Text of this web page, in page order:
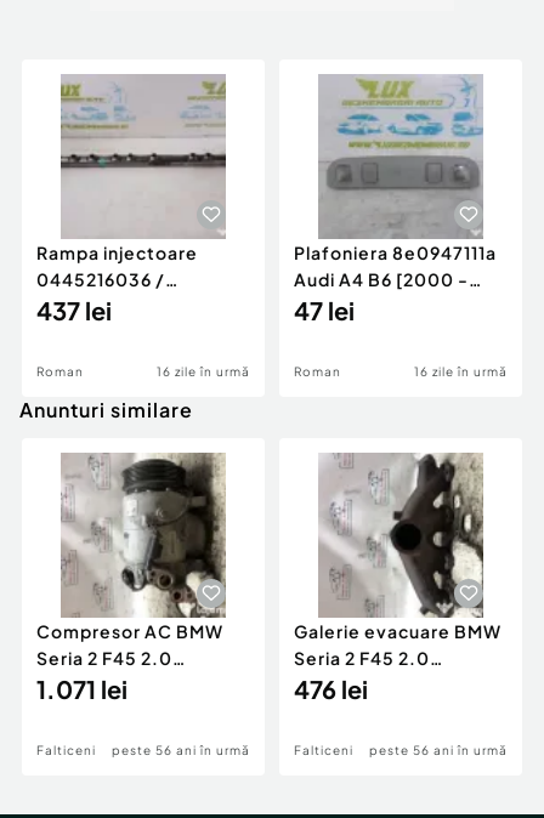
Rampa injectoare
0445216036 /
780542302 3.0 d 313
437 lei
Roman 16 zile în urmă
Plafoniera 8e0947111a
Audi A4 B6 [2000 -
2005]
47 lei
Roman 16 zile în urmă
Anunturi similare
Compresor AC BMW
Seria 2 F45 2.0
Motorina 2016
1.071 lei
Falticeni peste 56 ani în urmă
Galerie evacuare BMW
Seria 2 F45 2.0
Motorina 2016
476 lei
Falticeni peste 56 ani în urmă